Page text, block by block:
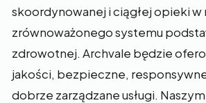
skoordynowanej i ciągłej opieki w
zrównoważonego systemu
zdrowotnej. Archvale będzie
jakości, bezpieczne,
dobrze zarządzane usługi.